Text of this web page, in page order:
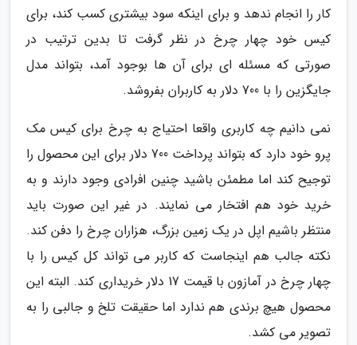
کار را انجام ندهد و برای اینکه سود بیشتری کسب کند، برای
کیس خود چهار چرخ در نظر گرفت تا بدین ترتیب در
صورتی که مسئله ای برای آن ها بوجود آمد، بتواند مدل
جایگزین را با 700 دلار به کاربران بفروشد.
نمی دانیم چه کاربری واقعا احتیاج به چرخ برای کیس مک
پرو خود دارد که بتواند پرداخت 700 دلار برای این محصول را
توجیح کند اما مطمئن باشید چنین افرادی وجود دارند و به
خرید خود هم افتخار می نمایند. در غیر این صورت باید
منتظر باشیم اپل در یک زمین بزرگ، هزاران چرخ را دفن کند.
نکته جالب هم اینجاست که کاربر می تواند کل کیس را با
چهار چرخ در آمازون با قیمت 17 دلار خریداری کند. البته این
محصول هیچ برندی هم ندارد اما حقیقت تلخ و جالبی را به
تصویر می کشد.